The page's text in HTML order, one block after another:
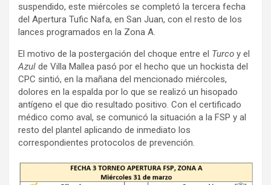
suspendido, este miércoles se completó la tercera fecha
del Apertura Tufic Nafa, en San Juan, con el resto de los
lances programados en la Zona A.
El motivo de la postergación del choque entre el Turco y el
Azul de Villa Mallea pasó por el hecho que un hockista del
CPC sintió, en la mañana del mencionado miércoles,
dolores en la espalda por lo que se realizó un hisopado
antígeno el que dio resultado positivo. Con el certificado
médico como aval, se comunicó la situación a la FSP y al
resto del plantel aplicando de inmediato los
correspondientes protocolos de prevención.